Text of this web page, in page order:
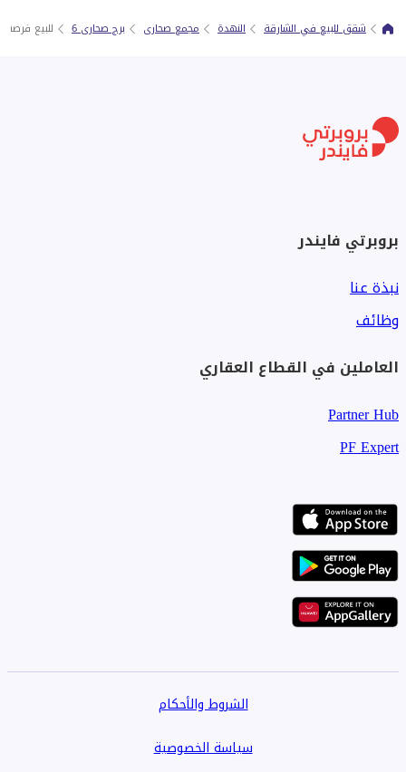
شقق للبيع في الشارقة النهدة مجمع صحارى برج صحارى 6 للبيع
بروبرتي فايندر
نبذة عنا
وظائف
العاملين في القطاع العقاري
Partner Hub
PF Expert
الشروط والأحكام
سياسة الخصوصية